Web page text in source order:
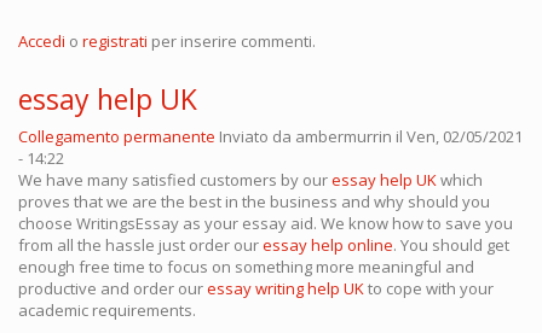
Accedi o registrati per inserire commenti.
essay help UK
Collegamento permanente Inviato da ambermurrin il Ven, 02/05/2021
- 14:22
We have many satisfied customers by ouressay help UKwhich
proves that we are the best in the business and why should you
choose WritingsEssay as your essay aid. We know how to save you
from all the hassle just order ouressay help online. You should get
enough free time to focus on something more meaningful and
productive and order ouressay writing help UKto cope with your
academic requirements.